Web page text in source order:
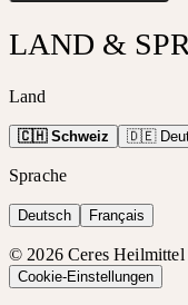
LAND &
Land
🇨🇭 Schweiz 🇩🇪
Sprache
Deutsch Français
© 2026 Ceres
Cookie-Einstellungen